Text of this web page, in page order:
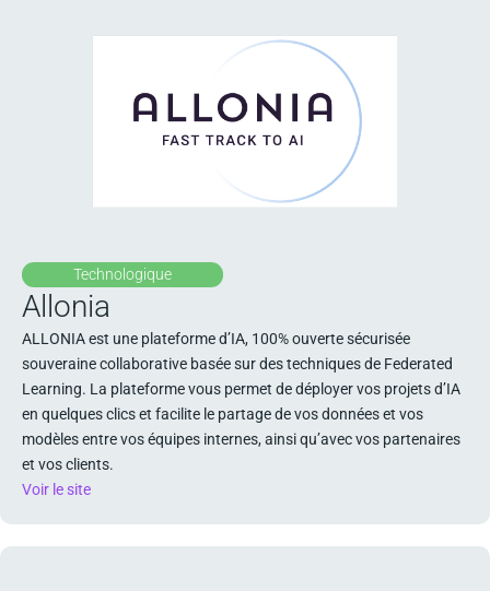
Technologique
Allonia
ALLONIA est une plateforme d’IA, 100% ouverte sécurisée
souveraine collaborative basée sur des techniques de Federated
Learning. La plateforme vous permet de déployer vos projets d’IA
en quelques clics et facilite le partage de vos données et vos
modèles entre vos équipes internes, ainsi qu’avec vos partenaires
et vos clients.
Voir le site